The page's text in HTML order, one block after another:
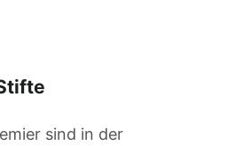
sind in der